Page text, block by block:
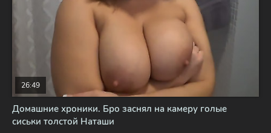
Домашние хроники. Бро заснял на камеру голые
сиськи толстой Наташи
26:49